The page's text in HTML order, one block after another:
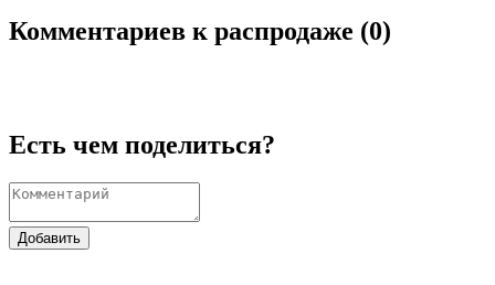
Комментариев к распродаже (0)
Есть чем поделиться?
Добавить